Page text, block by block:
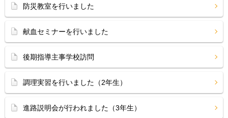
防災教室を行いました
献血セミナーを行いました
後期指導主事学校訪問
調理実習を行いました（2年生）
進路説明会が行われました（3年生）